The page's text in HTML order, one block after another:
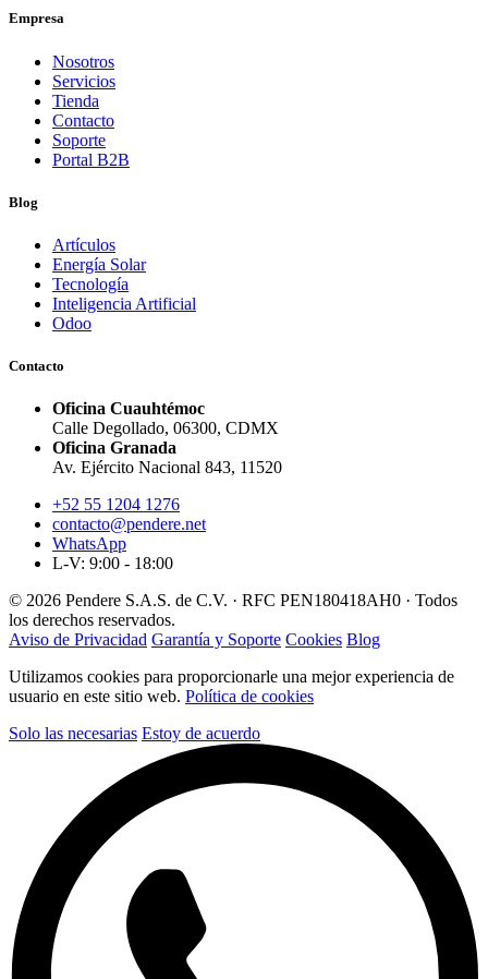
Empresa
Nosotros
Servicios
Tienda
Contacto
Soporte
Portal B2B
Blog
Artículos
Energía Solar
Tecnología
Inteligencia Artificial
Odoo
Contacto
Oficina Cuauhtémoc
Calle Degollado, 06300, CDMX
Oficina Granada
Av. Ejército Nacional 843, 11520
+52 55 1204 1276
contacto@pendere.net
WhatsApp
L-V: 9:00 - 18:00
© 2026 Pendere S.A.S. de C.V. · RFC PEN180418AH0 · Todos
los derechos reservados.
Aviso de Privacidad Garantía y Soporte Cookies Blog
Utilizamos cookies para proporcionarle una mejor experiencia de
usuario en este sitio web. Política de cookies
Solo las necesarias Estoy de acuerdo